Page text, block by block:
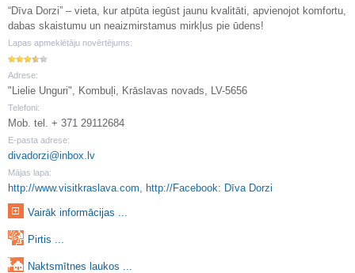
“Dīva Dorzi” – vieta, kur atpūta iegūst jaunu kvalitāti, apvienojot komfortu,
dabas skaistumu un neaizmirstamus mirkļus pie ūdens!
Lapas apmeklētāju novērtējums:
Adrese:
"Lielie Unguri", Kombuļi, Krāslavas novads, LV-5656
Telefoni:
Mob. tel. + 371 29112684
E-pasta adrese:
divadorzi@inbox.lv
Mājas lapa:
http://www.visitkraslava.com, http://Facebook: Dīva Dorzi
Vairāk informācijas ...
Pirtis ...
Naktsmītnes laukos ...